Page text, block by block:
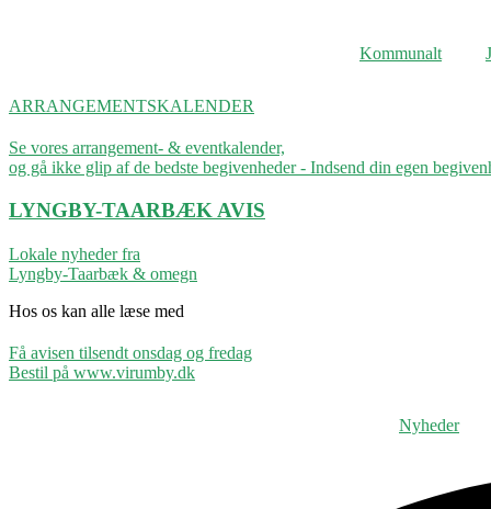
Kommunalt
ARRANGEMENTSKALENDER
Se vores arrangement- & eventkalender,
og gå ikke glip af de bedste begivenheder - Indsend din egen
LYNGBY-TAARBÆK AVIS
Lokale nyheder fra
Lyngby-Taarbæk & omegn
Hos os kan alle læse med
Få avisen tilsendt onsdag og fredag
Bestil på www.virumby.dk
Nyheder